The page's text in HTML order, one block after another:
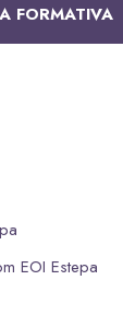
FORMATIVA
EOI Estepa